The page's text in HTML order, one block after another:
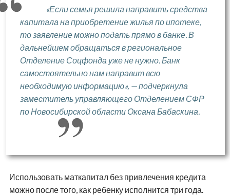
«Если семья решила направить средства
капитала на приобретение жилья по ипотеке,
то заявление можно подать прямо в банке. В
дальнейшем обращаться в региональное
Отделение Соцфонда уже не нужно. Банк
самостоятельно нам направит всю
необходимую информацию», — подчеркнула
заместитель управляющего Отделением СФР
по Новосибирской области Оксана Бабаскина.
Использовать маткапитал без привлечения кредита
можно после того, как ребенку исполнится три года.